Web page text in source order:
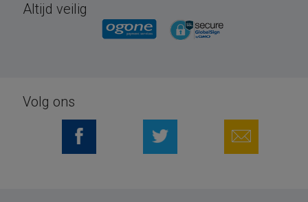
Altijd veilig
Volg ons